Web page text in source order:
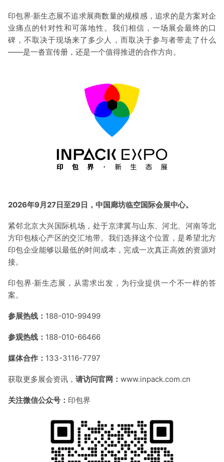
印包界·新生态展不追求展商数量的规模感，追求的是方案对企
业痛点的针对性和可落地性。我们相信，一场展会最终的口
碑，不取决于现场来了多少人，而取决于参与者带走了什么
——是一沓宣传册，还是一个值得推进的合作方向。
2026年9月27日至29日，中国廊坊临空国际会展中心。
紧邻北京大兴国际机场，处于京津冀与山东、河北、河南等北
方印包核心产区的交汇地带。我们选择这个位置，是希望北方
印包企业能够以最低的时间成本，完成一次真正高效的资源对
接。
印包界·新生态展，从需求出发，为行业提供一个不一样的答
案。
参展热线： 188-010-99499
参观热线： 188-010-66466
媒体合作： 133-3116-7797
获取更多展会资讯， 请访问官网： www.inpack.com.cn
关注微信公众号： 印包界